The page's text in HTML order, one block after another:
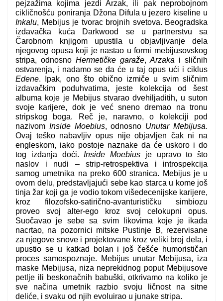
pejzažima kojima jezdi Arzak, ili pak neprobojnom
cikličnošću poniranja Džona Difula u jezero kiseline u
Inkalu, Mebijus je tvorac brojnih svetova. Beogradska
izdavačka kuća Darkwood se u partnerstvu sa
Čarobnom knjigom upustila u objavljivanje dela
njegovog opusa koji je nastao u formi mebijusovskog
stripa, odnosno Hermetičke garaže,Arzaka i sličnih
ostvarenja, i nadamo se da će u taj opus ući i ciklus
Edene. Ipak, ono što obično izmiče u svim sličnim
izdavačkim poduhvatima, jeste kolekcija od šest
albuma koje je Mebijus stvarao dvehiljaditih, u suton
svoje karijere, dok je već sneno dremao na tronu
stripskog boga. Reč je, naravno, o kolekciji pod
nazivom Inside Moebius, odnosno Unutar Mebijusa.
Ovaj teško nabavljiv opus nije objavljen čak ni na
engleskom, iako postoje naznake da će uskoro i do
tog izdanja doći.Inside Moebius je upravo to što
naslov i nudi – strip-retrospektiva i introspekcija
samog umetnika na preko 600 stranica. Mebijus je u
ovom delu, predstavljajući sebe kao starca u kome još
tinja žar koji ga je vodio tokom višedecenijske karijere,
kroz filozofsko-satirično-avanturističku simbiozu
proveo svoj alter-ego kroz svoj celokupni opus.
Suočavao je sebe sa svim likovima koje je ikada
nacrtao, na pozornici mitske Pustinje B, rezervisane
za njegove snove i projektovane kroz veliki broj dela, i
upustio se u katkad bolan i još češće humorističan
proces samospoznaje. Mebijus unutar Mebijusa, iza
maske Mebijusa, niza neprekidnog poput Mebijusove
petlje ili beskonačnih babuški, otkrivamo na koliko je
sve načina umetnik razbio svoju ličnost na sitne
deliće, i svaku od njih evoluirao u junake stripa.